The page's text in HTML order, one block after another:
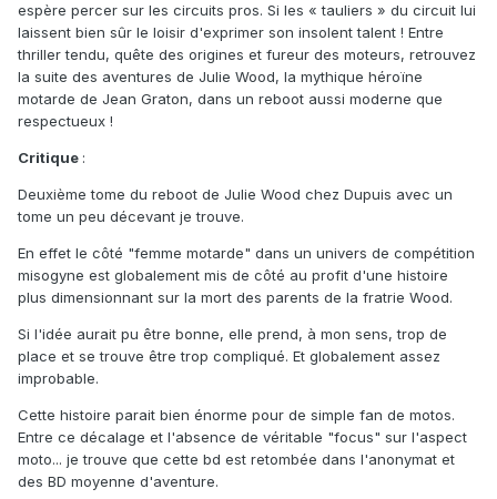
espère percer sur les circuits pros. Si les « tauliers » du circuit lui
laissent bien sûr le loisir d'exprimer son insolent talent ! Entre
thriller tendu, quête des origines et fureur des moteurs, retrouvez
la suite des aventures de Julie Wood, la mythique héroïne
motarde de Jean Graton, dans un reboot aussi moderne que
respectueux !
Critique :
Deuxième tome du reboot de Julie Wood chez Dupuis avec un
tome un peu décevant je trouve.
En effet le côté "femme motarde" dans un univers de compétition
misogyne est globalement mis de côté au profit d'une histoire
plus dimensionnant sur la mort des parents de la fratrie Wood.
Si l'idée aurait pu être bonne, elle prend, à mon sens, trop de
place et se trouve être trop compliqué. Et globalement assez
improbable.
Cette histoire parait bien énorme pour de simple fan de motos.
Entre ce décalage et l'absence de véritable "focus" sur l'aspect
moto... je trouve que cette bd est retombée dans l'anonymat et
des BD moyenne d'aventure.